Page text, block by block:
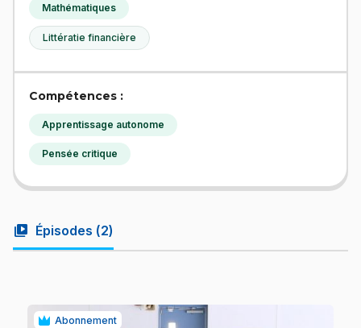
Mathématiques
Littératie financière
Compétences :
Apprentissage autonome
Pensée critique
video_library Épisodes (2)
Abonnement